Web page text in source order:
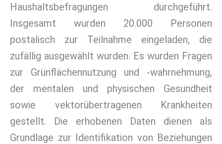
Haushaltsbefragungen durchgeführt.
Insgesamt wurden 20.000 Personen
postalisch zur Teilnahme eingeladen, die
zufällig ausgewählt wurden. Es wurden Fragen
zur Grünflächennutzung und -wahrnehmung,
der mentalen und physischen Gesundheit
sowie vektorübertragenen Krankheiten
gestellt. Die erhobenen Daten dienen als
Grundlage zur Identifikation von Beziehungen